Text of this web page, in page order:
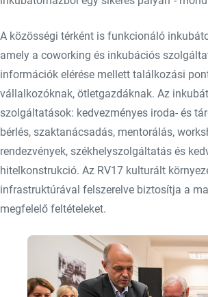
A közösségi térként is funkcionáló
amely a coworking és inkubációs
információk elérése mellett találkozási
vállalkozóknak, ötletgazdáknak. Az
szolgáltatások: kedvezményes iroda- és
bérlés, szaktanácsadás, mentorálás,
rendezvények, székhelyszolgáltatás és
hitelkonstrukció. Az RV17 kulturált
infrastruktúrával felszerelve biztosítja a
megfelelő feltételeket.